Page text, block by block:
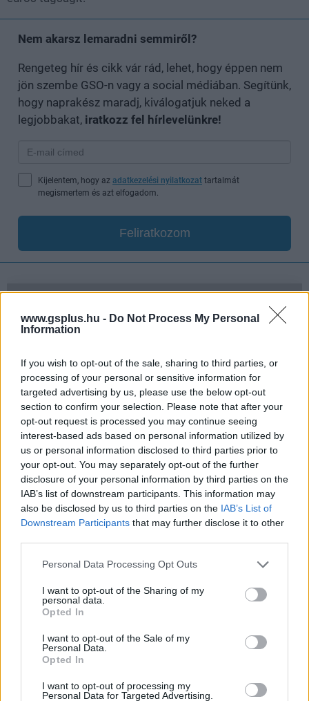
www.gsplus.hu - Do Not Process My Personal
Information
If you wish to opt-out of the sale, sharing to third parties, or
processing of your personal or sensitive information for
targeted advertising by us, please use the below opt-out
section to confirm your selection. Please note that after your
opt-out request is processed you may continue seeing
interest-based ads based on personal information utilized by
us or personal information disclosed to third parties prior to
your opt-out. You may separately opt-out of the further
disclosure of your personal information by third parties on the
IAB’s list of downstream participants. This information may
also be disclosed by us to third parties on the IAB’s List of
Downstream Participants that may further disclose it to other
Please note that this website/app uses one or more Google
not limited to your visit or usage behaviour. You may click to
grant or deny consent to Google and its third-party tags to
use your data for below specified purposes in below Google
consent section.
Personal Data Processing Opt Outs
I want to opt-out of the Sharing of my
personal data.
Opted In
I want to opt-out of the Sale of my
Personal Data.
Opted In
I want to opt-out of processing my
Personal Data for Targeted Advertising.
Nem akarsz lemaradni semmiről?
Rengeteg hír és cikk vár rád, lehet, hogy éppen nem
jön szembe GSO-n vagy a social médiában. Segítünk,
hogy naprakész maradj, kiválogatjuk neked a
legjobbakat, iratkozz fel hírlevelünkre!
Kijelentem, hogy az adatkezelési nyilatkozat tartalmát
megismertem és azt elfogadom.
Feliratkozom
hangulata – Jön a második forduló! (X)
Július végén folytatódik a balatoni strandröplabda-
Címkék: #humble bundle #humble choice
Platformok: PC
Hozzászólások
A Fortnite AI Darth Vadere csak
a kezdet volt